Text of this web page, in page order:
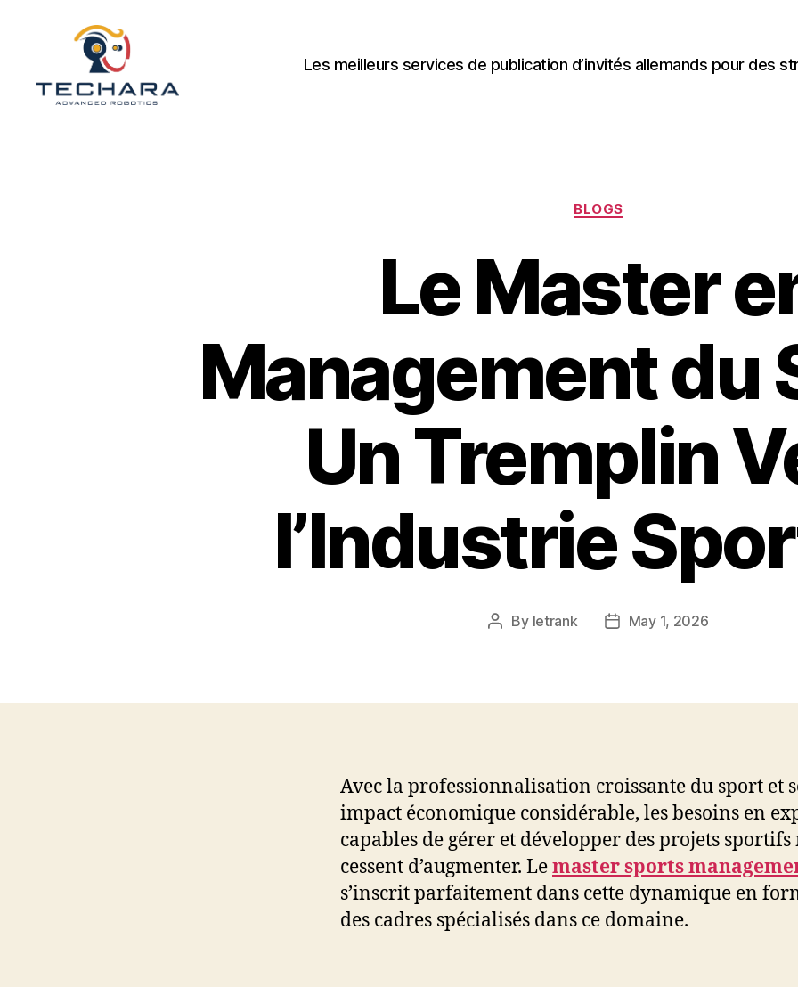
Les meilleurs services de publication d’invités allemands pour des
Categories
BLOGS
Le Master
Management du
Un Tremplin
l’Industrie
Post
By letrank
PostMay 1, 2026
Avec la professionnalisation croissante du sport et
impact économique considérable, les besoins en
capables de gérer et développer des projets sportifs
cessent d’augmenter. Lemaster sports
s’inscrit parfaitement dans cette dynamique en
des cadres spécialisés dans ce domaine.